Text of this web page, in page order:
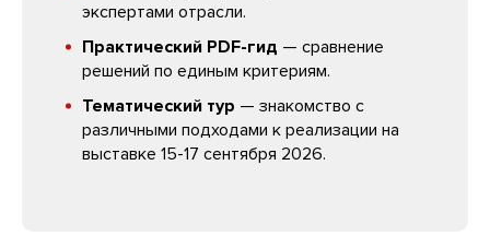
экспертами отрасли.
Практический PDF-гид — сравнение
решений по единым критериям.
Тематический тур — знакомство с
различными подходами к реализации на
выставке 15-17 сентября 2026.